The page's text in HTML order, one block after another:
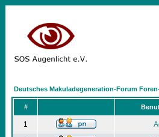
Deutsches Makuladegeneration-Forum
#
1